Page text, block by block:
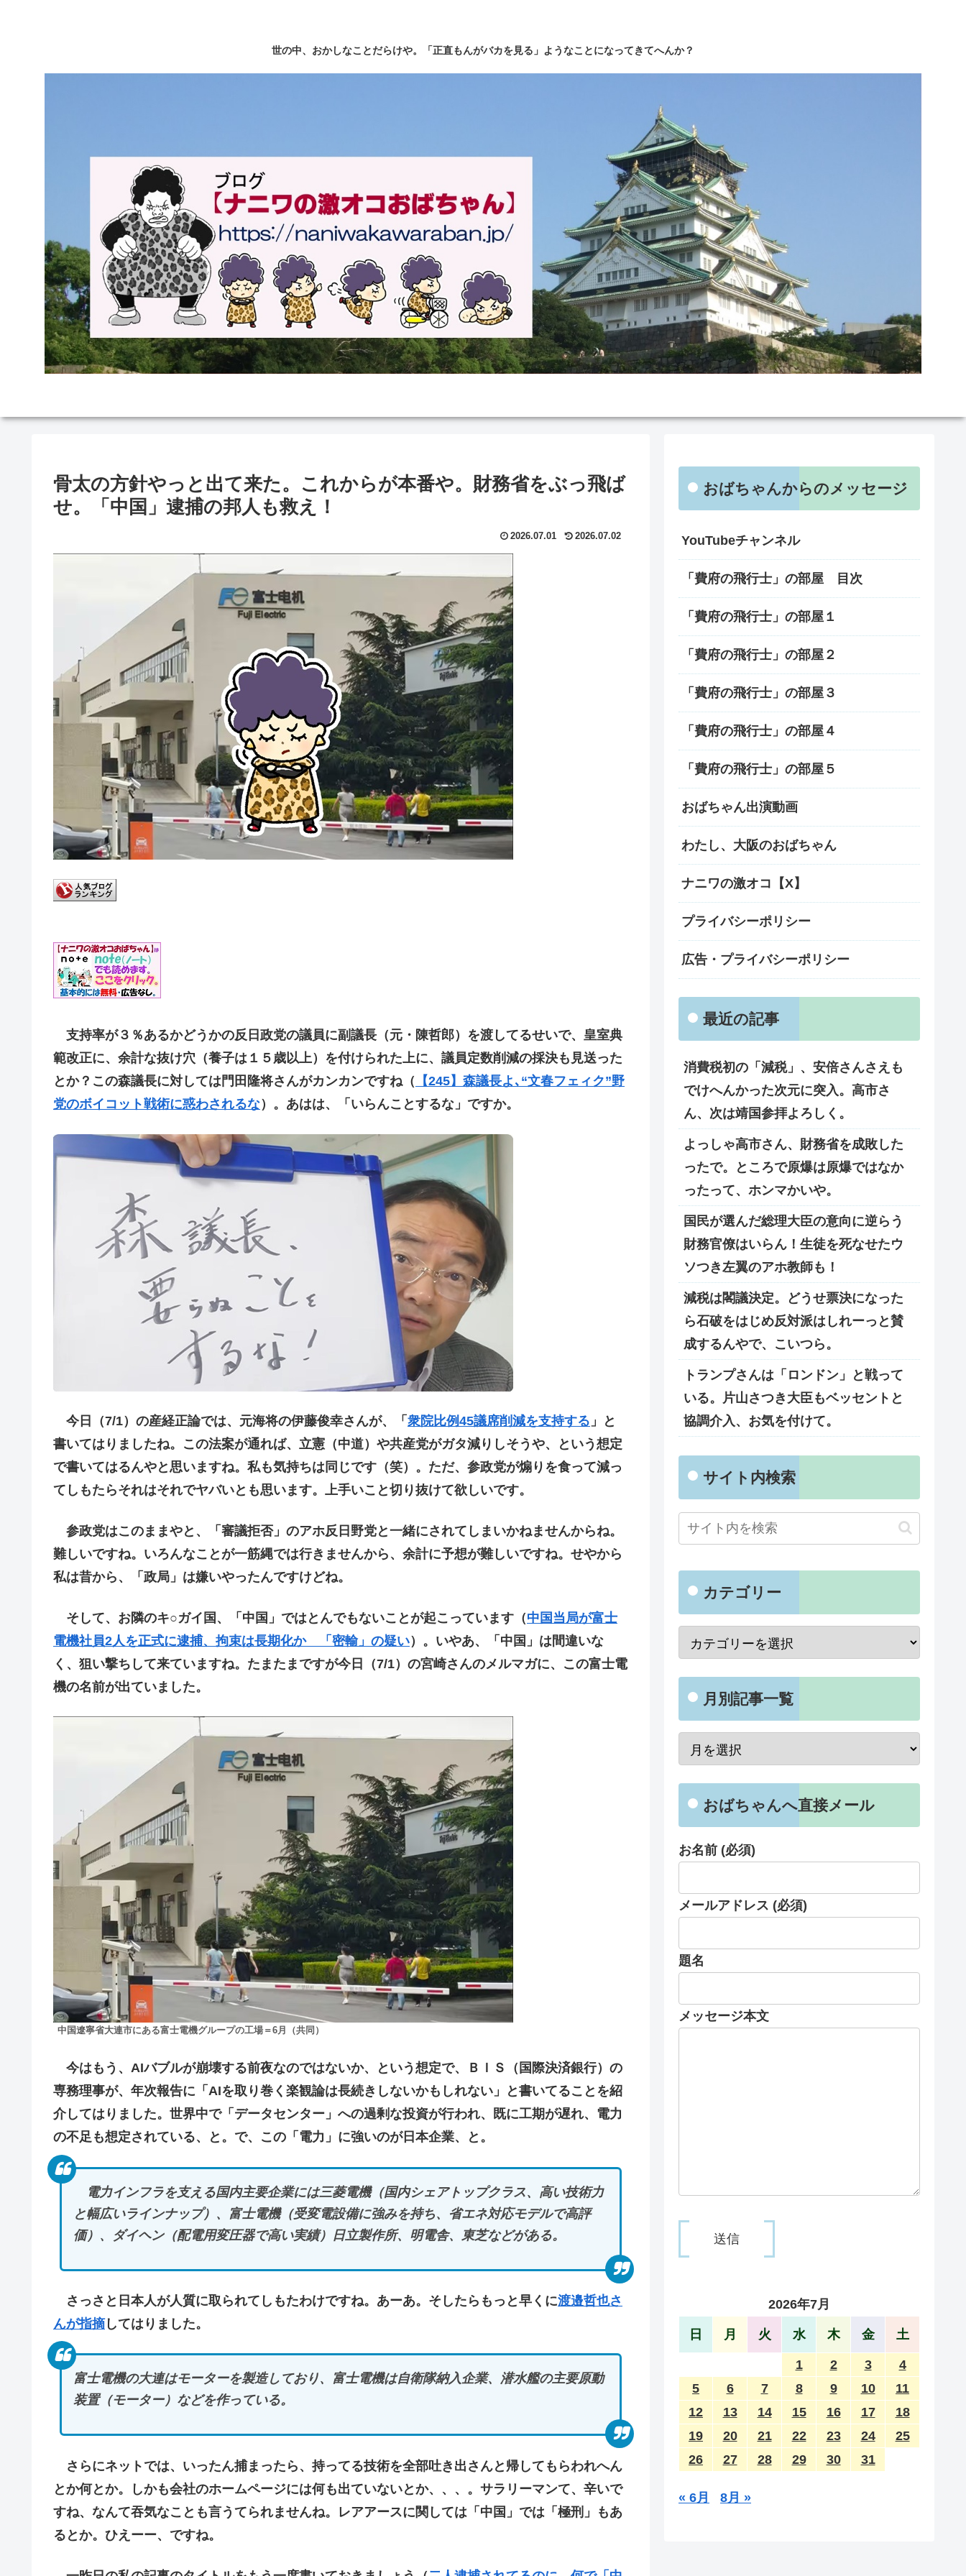
世の中、おかしなことだらけや。「正直もんがバカを見る」ようなことになってきてへんか？
骨太の方針やっと出て来た。これからが本番や。財務省をぶっ飛ば
せ。「中国」逮捕の邦人も救え！
2026.07.01 2026.07.02
支持率が３％あるかどうかの反日政党の議員に副議長（元・陳哲郎）を渡してるせいで、皇室典
範改正に、余計な抜け穴（養子は１５歳以上）を付けられた上に、議員定数削減の採決も見送った
とか？この森議長に対しては門田隆将さんがカンカンですね（ 【245】森議長よ､“文春フェィク”野
党のボイコット戦術に惑わされるな）。あはは、「いらんことするな」ですか。
今日（7/1）の産経正論では、元海将の伊藤俊幸さんが、「 衆院比例45議席削減を支持する 」と
書いてはりましたね。この法案が通れば、立憲（中道）や共産党がガタ減りしそうや、という想定
で書いてはるんやと思いますね。私も気持ちは同じです（笑）。ただ、参政党が煽りを食って減っ
てしもたらそれはそれでヤバいとも思います。上手いこと切り抜けて欲しいです。
参政党はこのままやと、「審議拒否」のアホ反日野党と一緒にされてしまいかねませんからね。
難しいですね。いろんなことが一筋縄では行きませんから、余計に予想が難しいですね。せやから
私は昔から、「政局」は嫌いやったんですけどね。
そして、お隣のキ○ガイ国、「中国」ではとんでもないことが起こっています（中国当局が富士
電機社員2人を正式に逮捕、拘束は長期化か 「密輸」の疑い）。いやあ、「中国」は間違いな
く、狙い撃ちして来ていますね。たまたまですが今日（7/1）の宮崎さんのメルマガに、この富士電
機の名前が出ていました。
中国遼寧省大連市にある富士電機グループの工場＝6月（共同）
今はもう、AIバブルが崩壊する前夜なのではないか、という想定で、ＢＩＳ（国際決済銀行）の
専務理事が、年次報告に「AIを取り巻く楽観論は長続きしないかもしれない」と書いてることを紹
介してはりました。世界中で「データセンター」への過剰な投資が行われ、既に工期が遅れ、電力
の不足も想定されている、と。で、この「電力」に強いのが日本企業、と。
電力インフラを支える国内主要企業には三菱電機（国内シェアトップクラス、高い技術力
と幅広いラインナップ）、富士電機（受変電設備に強みを持ち、省エネ対応モデルで高評
価）、ダイヘン（配電用変圧器で高い実績）日立製作所、明電舎、東芝などがある。
さっさと日本人が人質に取られてしもたわけですね。あーあ。そしたらもっと早くに渡邉哲也さ
んが指摘してはりました。
富士電機の大連はモーターを製造しており、富士電機は自衛隊納入企業、潜水艦の主要原動
装置（モーター）などを作っている。
さらにネットでは、いったん捕まったら、持ってる技術を全部吐き出さんと帰してもらわれへん
とか何とか。しかも会社のホームページには何も出ていないとか、、、。サラリーマンて、辛いで
すね、なんて吞気なことも言うてられませんね。レアアースに関しては「中国」では「極刑」もあ
るとか。ひえーー、ですね。
おばちゃんからのメッセージ
YouTubeチャンネル
「費府の飛行士」の部屋 目次
「費府の飛行士」の部屋１
「費府の飛行士」の部屋２
「費府の飛行士」の部屋３
「費府の飛行士」の部屋４
「費府の飛行士」の部屋５
おばちゃん出演動画
わたし、大阪のおばちゃん
ナニワの激オコ【X】
プライバシーポリシー
広告・プライバシーポリシー
最近の記事
消費税初の「減税」、安倍さんさえも
でけへんかった次元に突入。高市さ
ん、次は靖国参拝よろしく。
よっしゃ高市さん、財務省を成敗した
ったで。ところで原爆は原爆ではなか
ったって、ホンマかいや。
国民が選んだ総理大臣の意向に逆らう
財務官僚はいらん！生徒を死なせたウ
ソつき左翼のアホ教師も！
減税は閣議決定。どうせ票決になった
ら石破をはじめ反対派はしれーっと賛
成するんやで、こいつら。
トランプさんは「ロンドン」と戦って
いる。片山さつき大臣もベッセントと
協調介入、お気を付けて。
サイト内検索
カテゴリー
月別記事一覧
おばちゃんへ直接メール
お名前 (必須)
メールアドレス (必須)
題名
メッセージ本文
2026年7月
日 月 火 水 木 金 土
1 2 3
4
5
6 7 8 9 10
11
12
13 14 15 16 17
18
19
20 21 22 23 24
25
26
27 28 29 30 31
« 6月 8月 »